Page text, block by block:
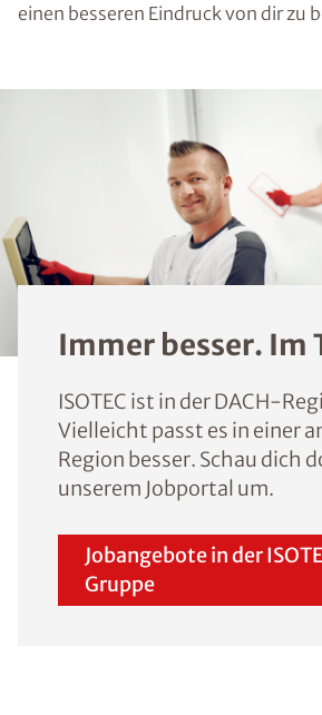
einen besseren Eindruck von dir zu
Immer besser. Im
ISOTEC ist in der DACH-
Vielleicht passt es in einer
Region besser. Schau dich
unserem Jobportal um.
Jobangebote in der
Gruppe